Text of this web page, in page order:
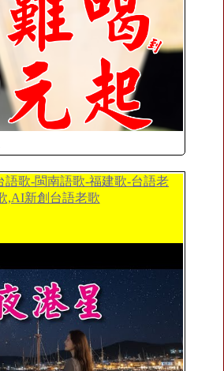
語歌-閩南語歌-福建歌-台語老
,AI新創台語老歌